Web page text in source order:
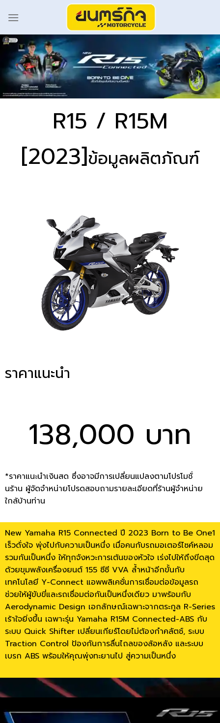
R15 / R15M
[2023]ข้อมูลผลิตภัณฑ์
ราคาแนะนำ
138,000 บาท
*ราคาแนะนำเงินสด ซึ่งอาจมีการเปลี่ยนแปลงตามโปรโมชั่
นร้าน ผู้จัดจำหน่ายโปรดสอบถามรายละเอียดที่ร้านผู้จำหน่าย
ใกล้บ้านท่าน
New Yamaha R15 Connected ปี 2023 Born to Be One1
เร็วดั่งใจ พุ่งไปกับความเป็นหนึ่ง เมื่อคนกับรถมอเตอร์ไซค์หลอม
รวมกันเป็นหนึ่ง ให้ทุกจังหวะการเต้นของหัวใจ เร่งไปให้ถึงขีดสุด
ด้วยขุมพลังเครื่องยนต์ 155 ซีซี VVA ล้ำหน้าอีกขั้นกับ
เทคโนโลยี Y-Connect แอพพลิเคชั่นการเชื่อมต่อข้อมูลรถ
ช่วยให้ผู้ขับขี่และรถเชื่อมต่อกันเป็นหนึ่งเดียว มาพร้อมกับ
Aerodynamic Design เอกลักษณ์เฉพาะจากตระกูล R-Series
เร้าใจยิ่งขึ้น เฉพาะรุ่น Yamaha R15M Connected-ABS กับ
ระบบ Quick Shifter เปลี่ยนเกียร์โดยไม่ต้องกำคลัตช์, ระบบ
Traction Control ป้องกันการลื่นไถลของล้อหลัง และระบบ
เบรก ABS พร้อมให้คุณพุ่งทะยานไป สู่ความเป็นหนึ่ง